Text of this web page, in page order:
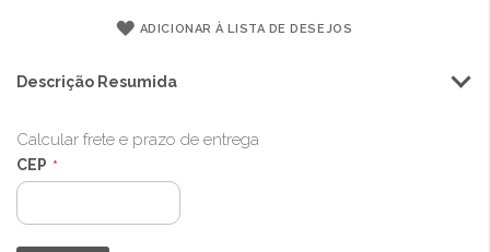
ADICIONAR À LISTA DE DESEJOS
Descrição Resumida
Calcular frete e prazo de entrega
CEP